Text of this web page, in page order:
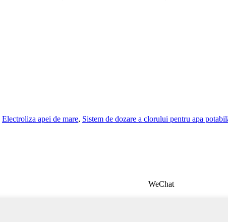
Electroliza apei de mare, Sistem de dozare a clorului pentru apa
WeChat